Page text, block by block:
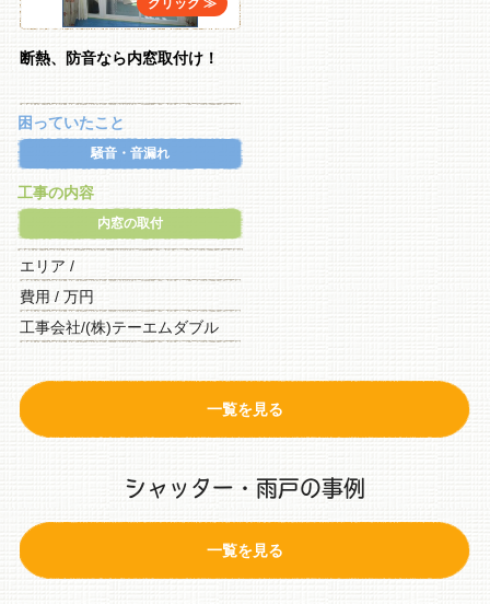
断熱、防音なら内窓取付け！
困っていたこと
騒音・音漏れ
工事の内容
内窓の取付
エリア /
費用 / 万円
工事会社/(株)テーエムダブル
一覧を見る
シャッター・雨戸の事例
一覧を見る